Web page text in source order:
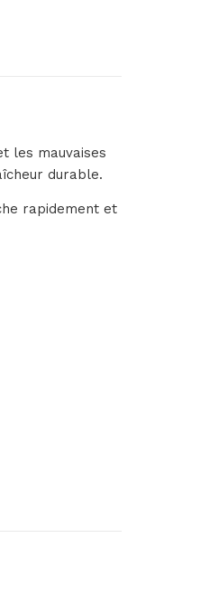
les mauvaises
durable.
rapidement et